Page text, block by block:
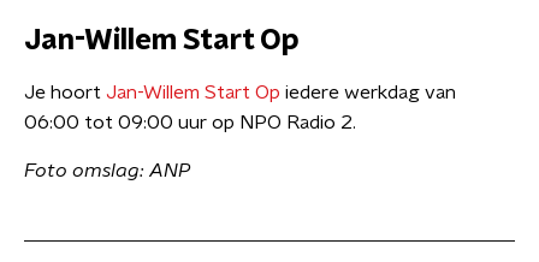
Jan-Willem Start Op
Je hoort Jan-Willem Start Op iedere werkdag van
06:00 tot 09:00 uur op NPO Radio 2.
Foto omslag: ANP